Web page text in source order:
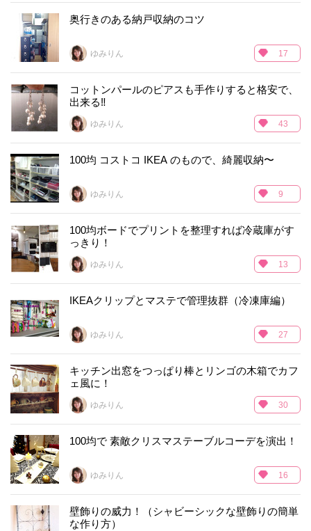
奥行きのある納戸収納のコツ
ゆみりん 17
コットンパールのピアスも手作りすると格安で、
出来る‼︎
ゆみりん 43
100均 コストコ IKEA のもので、綺麗収納〜
ゆみりん 9
100均ボードでプリントを整理すれば冷蔵庫がす
っきり！
ゆみりん 13
IKEAクリップとマステで管理抜群（冷凍庫編）
ゆみりん 27
キッチン出窓をつっぱり棒とリンゴの木箱でカフ
ェ風に！
ゆみりん 30
100均で 素敵クリスマステーブルコーデを演出！
ゆみりん 16
壁飾りの威力！（シャビーシックな壁飾りの簡単
な作り方）